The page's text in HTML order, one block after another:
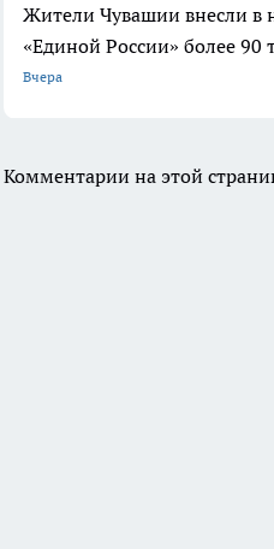
Жители Чувашии внесли в
«Единой России» более 90
Вчера
Комментарии на этой